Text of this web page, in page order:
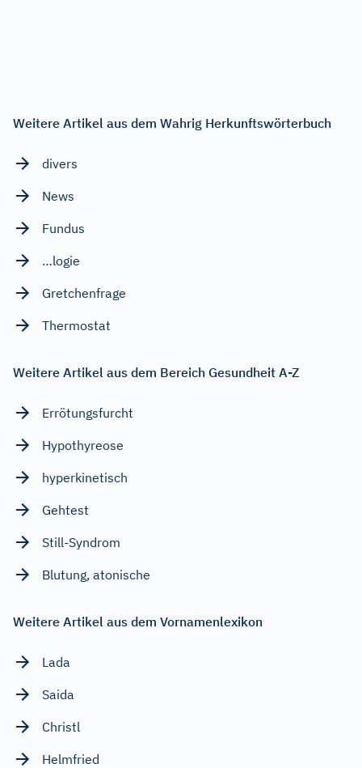
Weitere Artikel aus dem Wahrig Herkunftswörterbuch
divers
News
Fundus
…logie
Gretchenfrage
Thermostat
Weitere Artikel aus dem Bereich Gesundheit A-Z
Errötungsfurcht
Hypothyreose
hyperkinetisch
Gehtest
Still-Syndrom
Blutung, atonische
Weitere Artikel aus dem Vornamenlexikon
Lada
Saida
Christl
Helmfried